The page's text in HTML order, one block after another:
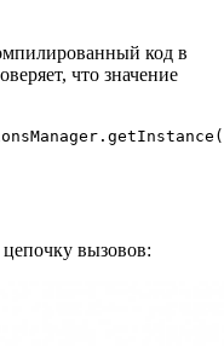
код в
что значение
вызовов: